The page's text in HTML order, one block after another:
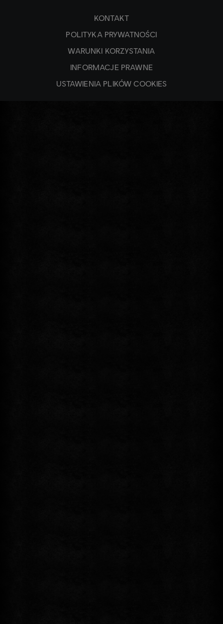
KONTAKT
POLITYKA PRYWATNOŚCI
WARUNKI KORZYSTANIA
INFORMACJE PRAWNE
USTAWIENIA PLIKÓW COOKIES